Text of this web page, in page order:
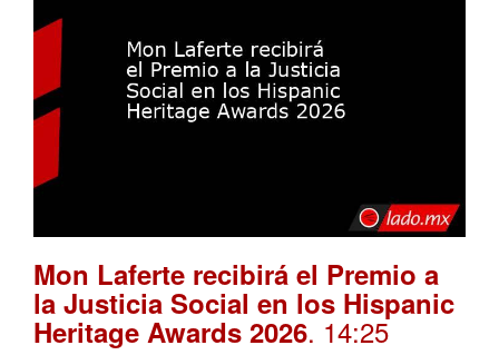
Mon Laferte recibirá el Premio a
la Justicia Social en los Hispanic
Heritage Awards 2026. 14:25